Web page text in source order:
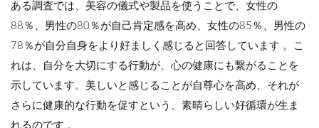
ある調査では、美容の儀式や製品を使うことで、女性の
88％、男性の80％が自己肯定感を高め、女性の85％、男性の
78％が自分自身をより好ましく感じると回答しています 。こ
れは、自分を大切にする行動が、心の健康にも繋がることを
示しています。美しいと感じることが自尊心を高め、それが
さらに健康的な行動を促すという、素晴らしい好循環が生ま
れるのです 。